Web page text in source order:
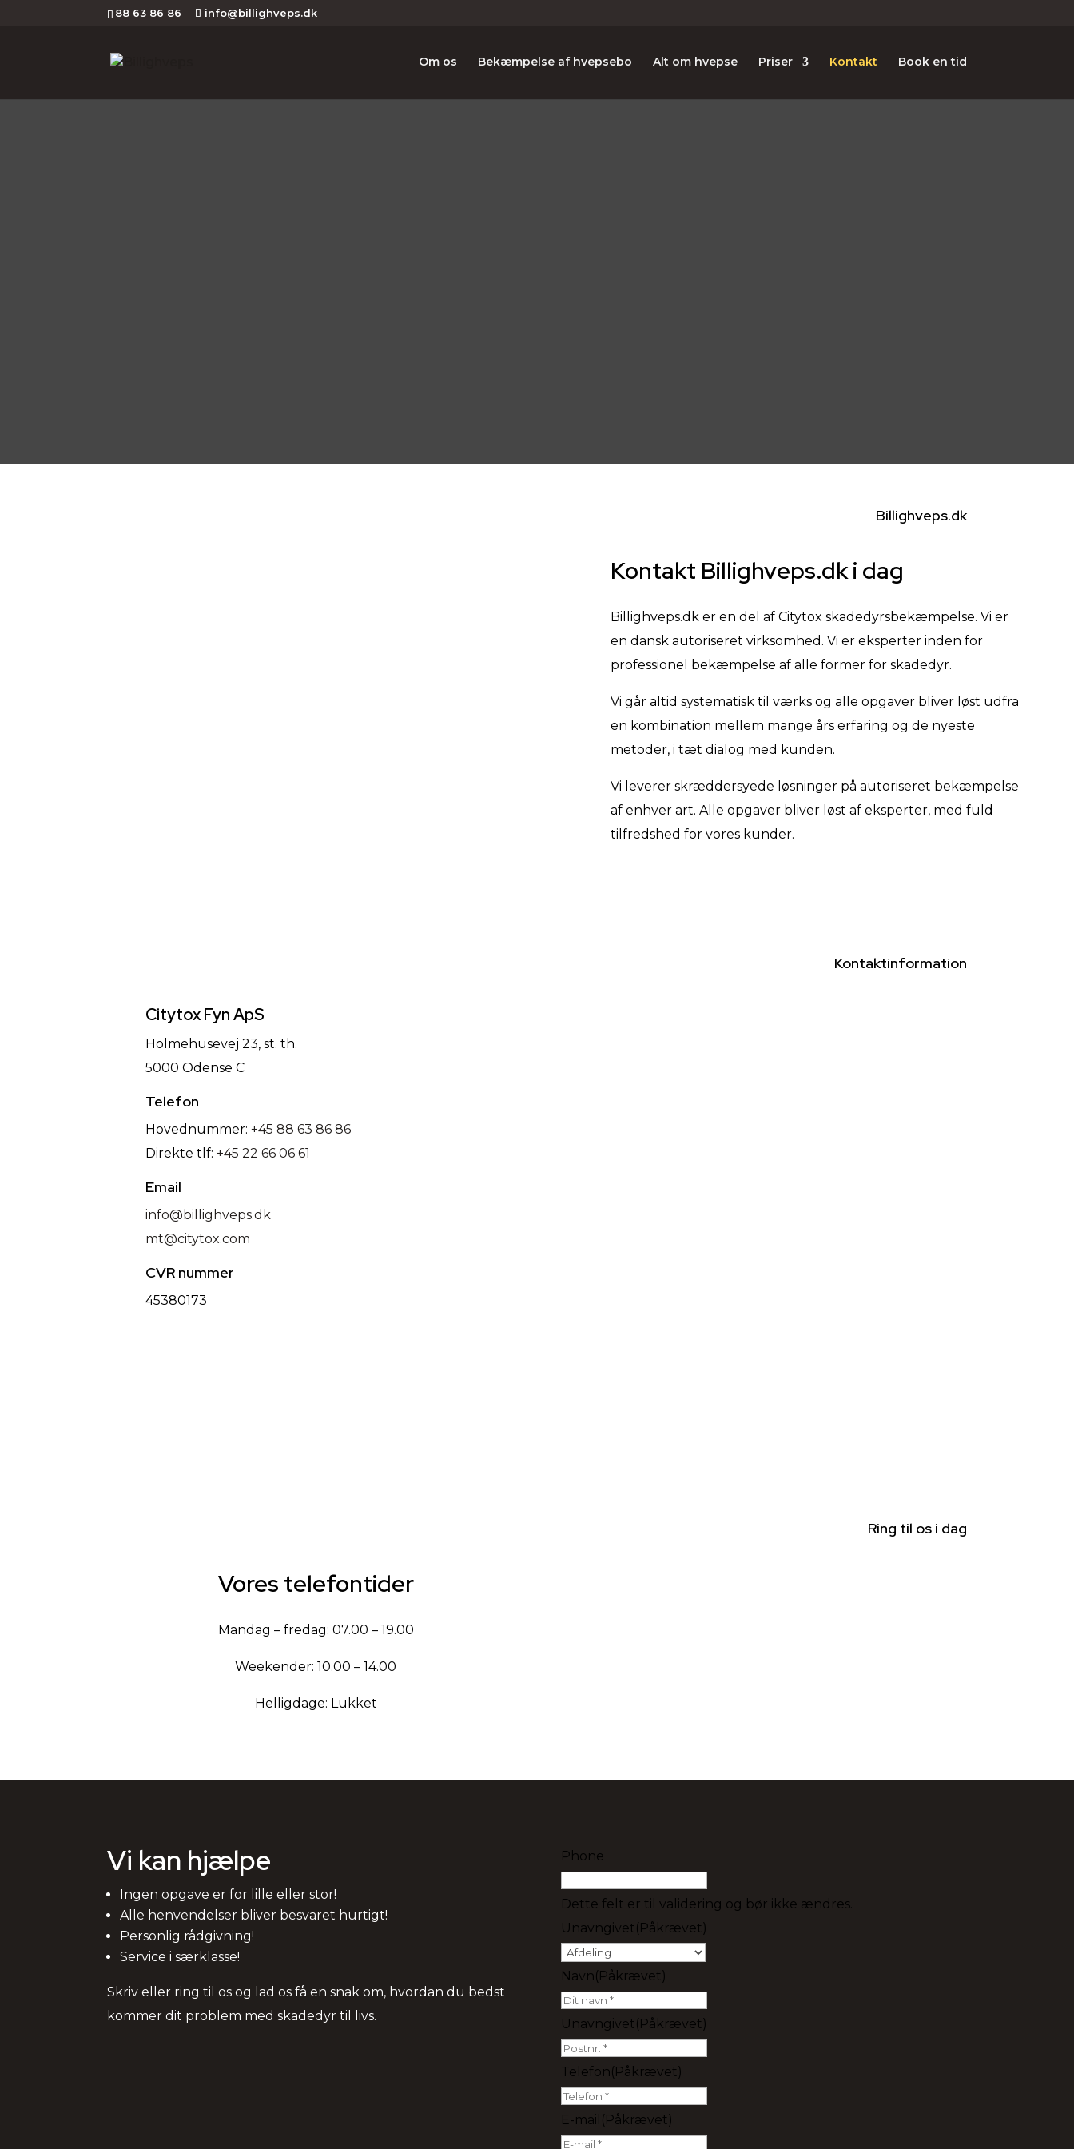
88 63 86 86 info@billighveps.dk
Om os Bekæmpelse af hvepsebo Alt om hvepse Priser Kontakt Book en tid
Billighveps.dk
Kontakt Billighveps.dk i dag
Billighveps.dk er en del af Citytox skadedyrsbekæmpelse. Vi er
en dansk autoriseret virksomhed. Vi er eksperter inden for
professionel bekæmpelse af alle former for skadedyr.
Vi går altid systematisk til værks og alle opgaver bliver løst udfra
en kombination mellem mange års erfaring og de nyeste
metoder, i tæt dialog med kunden.
Vi leverer skræddersyede løsninger på autoriseret bekæmpelse
af enhver art. Alle opgaver bliver løst af eksperter, med fuld
tilfredshed for vores kunder.
Kontaktinformation
Citytox Fyn ApS
Holmehusevej 23, st. th.
5000 Odense C
Telefon
Hovednummer: +45 88 63 86 86
Direkte tlf: +45 22 66 06 61
Email
info@billighveps.dk
mt@citytox.com
CVR nummer
45380173
Ring til os i dag
Vores telefontider
Mandag – fredag: 07.00 – 19.00
Weekender: 10.00 – 14.00
Helligdage: Lukket
Vi kan hjælpe
Ingen opgave er for lille eller stor!
Alle henvendelser bliver besvaret hurtigt!
Personlig rådgivning!
Service i særklasse!
Skriv eller ring til os og lad os få en snak om, hvordan du bedst
kommer dit problem med skadedyr til livs.
Phone
Dette felt er til validering og bør ikke ændres.
Unavngivet(Påkrævet)
Navn(Påkrævet)
Unavngivet(Påkrævet)
Telefon(Påkrævet)
E-mail (Påkrævet)